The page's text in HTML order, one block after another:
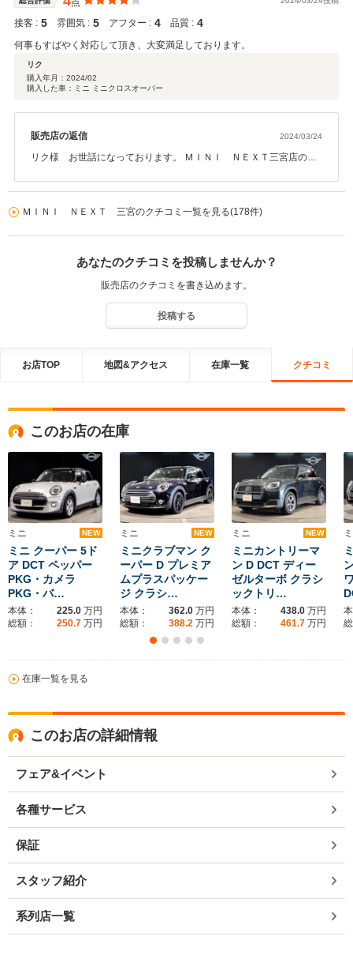
宮 丸岡
点
接客 : 5 雰囲気 : 5 アフター : 4 品質 : 4
何事もすばやく対応して頂き、大変満足しております。
リク
購入年月： 2024/02
購入した車：ミニ ミニクロスオーバー
販売店の返信 2024/03/24
リク様 お世話になっております。 ＭＩＮＩ ＮＥＸＴ三宮店の丸
送って頂けますよう、全力でサポートさせて頂きます。 今後とも末
ＭＩＮＩ ＮＥＸ
ＭＩＮＩ ＮＥＸＴ 三宮のクチコミ一覧を見る(178件)
あなたのクチコミを投稿しませんか？
販売店のクチコミを書き込めます。
投稿する
お店TOP 地図&アクセス 在庫一覧 クチコミ
このお店の在庫
ミニ NEW
ミニ クーパー 5ド
ア DCT ペッパー
PKG・カメラ
PKG・バ…
本体： 225.0 万円
総額：
250.7 万円
ミニ NEW
ミニクラブマン ク
ーパー D プレミア
ムプラスパッケー
ジ クラシ…
本体： 362.0 万円
総額：
388.2 万円
ミニ NEW
ミニカントリーマ
ン D DCT ディー
ゼルターボ クラシ
ックトリ…
本体： 438.0 万円
総額：
461.7 万円
在庫一覧を見る
このお店の詳細情報
フェア&イベント
各種サービス
保証
スタッフ紹介
系列店一覧